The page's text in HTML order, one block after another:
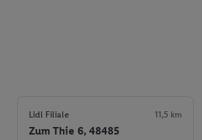
Lidl Filiale 11,5 km
Zum Thie 6, 48485